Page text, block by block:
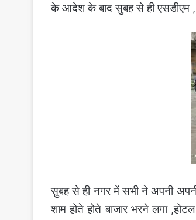
के आदेश के बाद सुबह से ही एसडीएम
सुबह से ही नगर में सभी ने अपनी
शाम होते होते बाजार भरने लगा